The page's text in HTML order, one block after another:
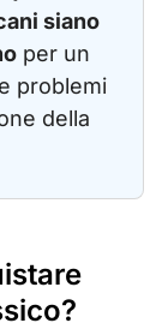
siano
per un
problemi
della